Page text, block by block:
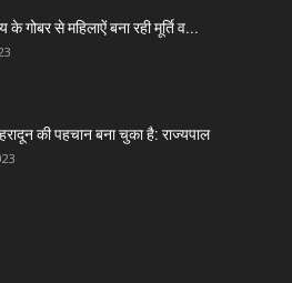
के गोबर से महिलाऐं बना रही मूर्ति व...
की पहचान बना चुका है: राज्यपाल